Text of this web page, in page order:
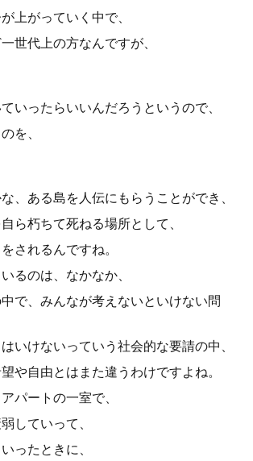
上がっていく中で、
世代上の方なんですが、
いったらいいんだろうというので、
を、
、ある島を人伝にもらうことができ、
ら朽ちて死ねる場所として、
されるんですね。
るのは、なかなか、
で、みんなが考えないといけない問
いけないっていう社会的な要請の中、
や自由とはまた違うわけですよね。
パートの一室で、
していって、
ったときに、